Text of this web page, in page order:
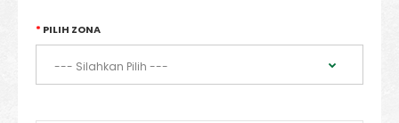
PILIH ZONA